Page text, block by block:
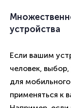
устройства
Если вашим
человек,
для
применяться к